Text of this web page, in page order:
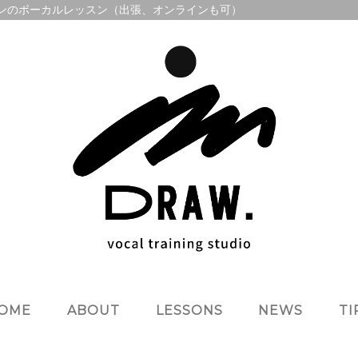
ーカルレッスン（出張、オンラインも可）
ABOUT LESSONS NEWS